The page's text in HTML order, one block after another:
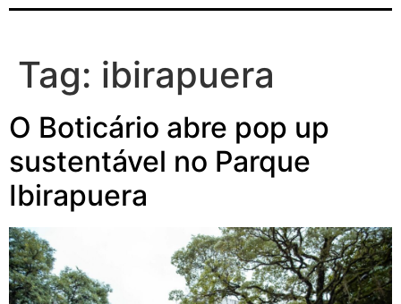
Tag: ibirapuera
O Boticário abre pop up
sustentável no Parque
Ibirapuera